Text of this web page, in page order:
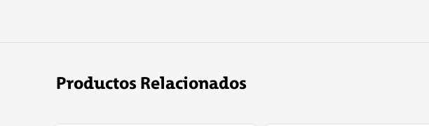
Productos Relacionados